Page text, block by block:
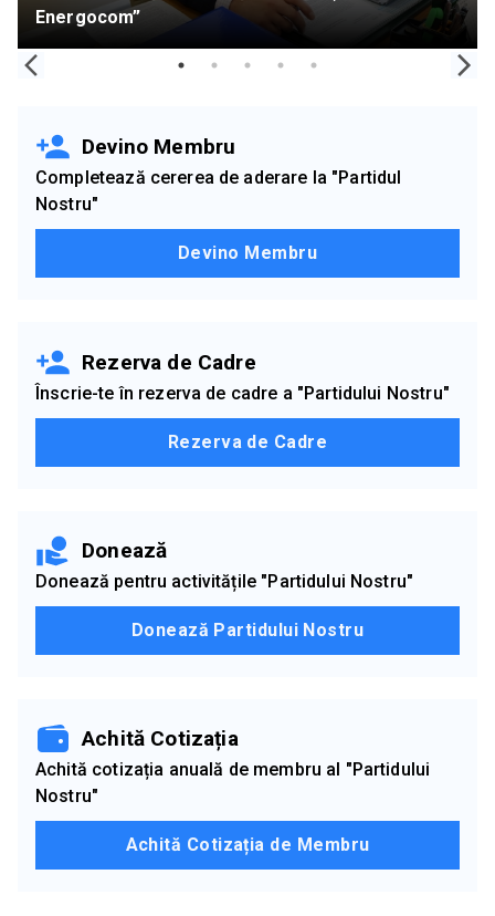
Devino Membru
Completează cererea de aderare la "Partidul
Nostru"
Devino Membru
Rezerva de Cadre
Înscrie-te în rezerva de cadre a "Partidului Nostru"
Rezerva de Cadre
Energocom”
îndemnuri să consume mai puțin”
obiective strategice pentru oraș”
iar primăriile rămân doar cu responsabilitățile”
decizii?”
Donează
Donează pentru activitățile "Partidului Nostru"
Donează Partidului Nostru
Achită Cotizația
Achită cotizația anuală de membru al "Partidului
Nostru"
Achită Cotizația de Membru